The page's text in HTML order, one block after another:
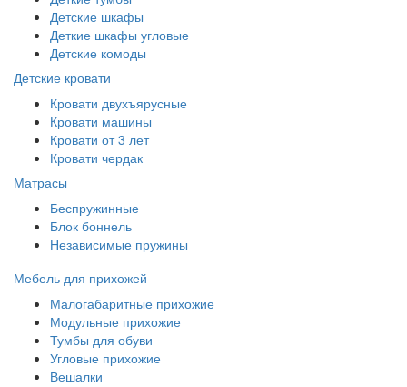
Детские шкафы
Деткие шкафы угловые
Детские комоды
Детские кровати
Кровати двухъярусные
Кровати машины
Кровати от 3 лет
Кровати чердак
Матрасы
Беспружинные
Блок боннель
Независимые пружины
Мебель для прихожей
Малогабаритные прихожие
Модульные прихожие
Тумбы для обуви
Угловые прихожие
Вешалки